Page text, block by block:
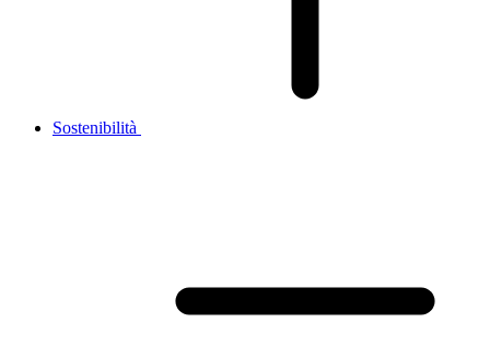
Sostenibilità